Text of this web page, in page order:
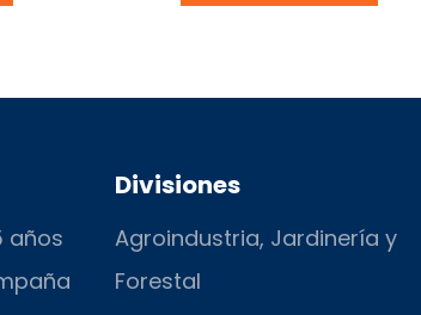
años
Divisiones
Agroindustria, Jardinería y
Forestal